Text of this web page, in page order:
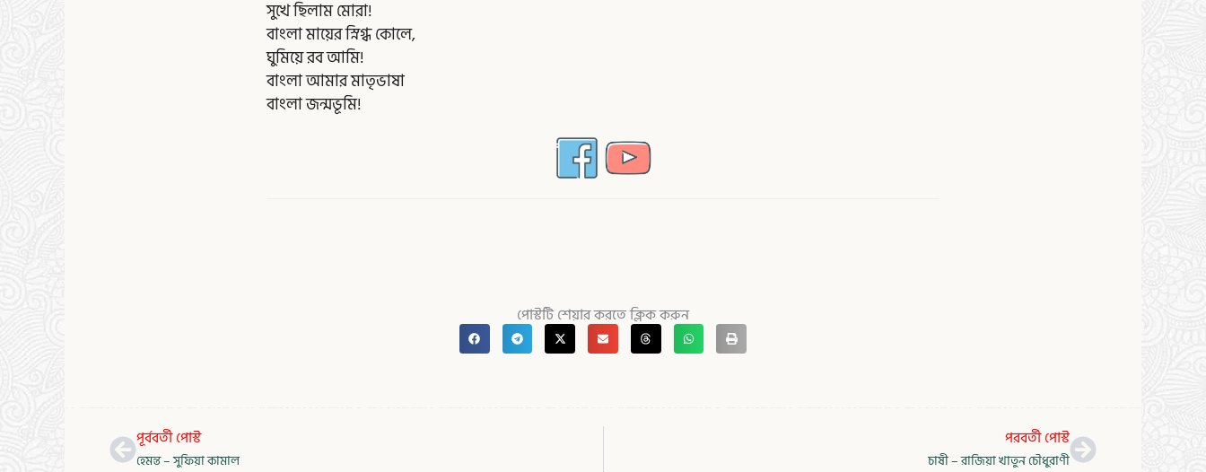
সুখে ছিলাম মোরা!
বাংলা মায়ের স্নিগ্ধ কোলে,
ঘুমিয়ে রব আমি!
বাংলা আমার মাতৃভাষা
বাংলা জন্মভূমি!
পোস্টটি শেয়ার করতে ক্লিক করুন
Prevপূর্ববর্তী পোস্ট
হেমন্ত – সুফিয়া কামাল
পরবর্তী পোস্ট
চাষী – রাজিয়া খাতুন চৌধুরাণী
Next